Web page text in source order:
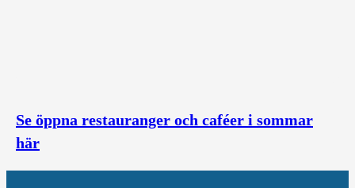
Se öppna restauranger och caféer i sommar
här